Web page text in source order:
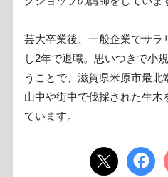
芸大卒業後、一般企業でサラ
し2年で退職。思いつきで小
うことで、滋賀県米原市最北
山中や街中で伐採された生木
ています。